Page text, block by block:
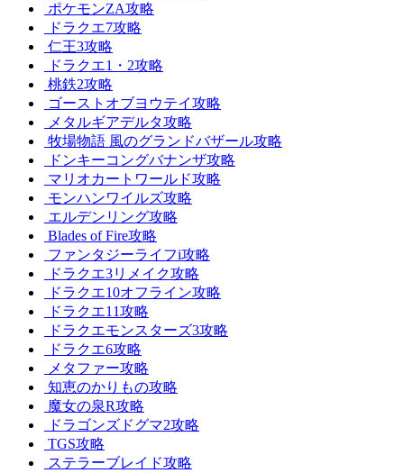
ポケモンZA攻略
ドラクエ7攻略
仁王3攻略
ドラクエ1・2攻略
桃鉄2攻略
ゴーストオブヨウテイ攻略
メタルギアデルタ攻略
牧場物語 風のグランドバザール攻略
ドンキーコングバナンザ攻略
マリオカートワールド攻略
モンハンワイルズ攻略
エルデンリング攻略
Blades of Fire攻略
ファンタジーライフi攻略
ドラクエ3リメイク攻略
ドラクエ10オフライン攻略
ドラクエ11攻略
ドラクエモンスターズ3攻略
ドラクエ6攻略
メタファー攻略
知恵のかりもの攻略
魔女の泉R攻略
ドラゴンズドグマ2攻略
TGS攻略
ステラーブレイド攻略